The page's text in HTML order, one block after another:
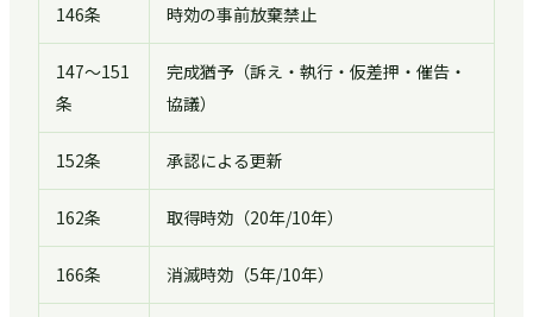
146条 時効の事前放棄禁止
147〜151
条
完成猶予（訴え・執行・仮差押・催告・
協議）
152条 承認による更新
162条 取得時効（20年/10年）
166条 消滅時効（5年/10年）